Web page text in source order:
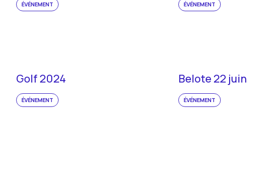
ÉVÉNEMENT
ÉVÉNEMENT
Golf 2024
ÉVÉNEMENT
Belote 22 juin
ÉVÉNEMENT